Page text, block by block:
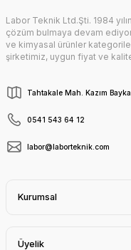
Labor Teknik Ltd.Şti. 1984
çözüm bulmaya devam
ve kimyasal ürünler
şirketimiz, uygun fiyat ve
Tahtakale Mah. Kazım
0541 543 64 12
labor@laborteknik.com
Kurumsal
Üyelik